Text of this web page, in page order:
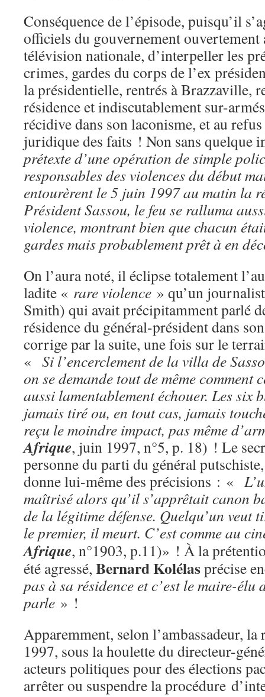
Conséquence de l’épisode, puisqu’il
officiels du gouvernement ouvertement
télévision nationale, d’interpeller les
crimes, gardes du corps de l’ex
la présidentielle, rentrés à Brazzaville,
résidence et indiscutablement sur-
récidive dans son laconisme, et au
juridique des faits ! Non sans quelque
prétexte d’une opération de simple
responsables des violences du début
entourèrent le 5 juin 1997 au matin la
Président Sassou, le feu se ralluma
violence, montrant bien que chacun
gardes mais probablement prêt à en
On l’aura noté, il éclipse totalement
ladite « rare violence » qu’un
Smith) qui avait précipitamment parlé
résidence du général-président dans
corrige par la suite, une fois sur le
« Si l’encerclementde la villa de
on se demande tout de même comment
aussi lamentablement échouer. Les six
jamais tiré ou, en tout cas, jamais
reçu le moindre impact, pas même
Afrique, juin 1997, n°5, p. 18) ! Le
personne du parti du général
donne lui-même des précisions : «
maîtrisé alors qu’il s’apprêtait canon
de la légitime défense. Quelqu’un veut
le premier, il meurt. C’est comme au
Afrique, n°1903, p.11)» ! À la
été agressé, BernardKolélasprécise
pas à sa résidence et c’est le maire-
parle » !
Apparemment, selon l’ambassadeur,
1997, sous la houlette du directeur-
acteurs politiques pour des élections
arrêter ou suspendre la procédure